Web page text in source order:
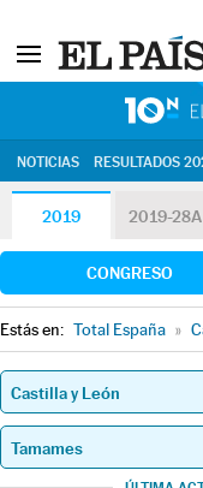
NOTICIAS RESULTADOS
2019 2019-28A
CONGRESO
Estás en: Total España »